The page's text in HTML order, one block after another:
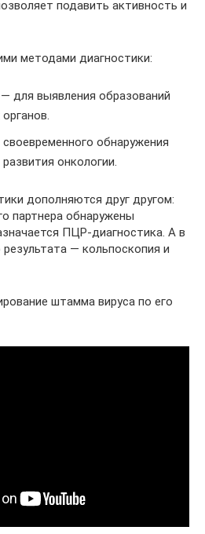
подавить активность и
методами диагностики:
для выявления образований
обнаружения
онкологии.
дополняются друг другом:
партнера обнаружены
ПЦР-диагностика. А в
— кольпоскопия и
штамма вируса по его